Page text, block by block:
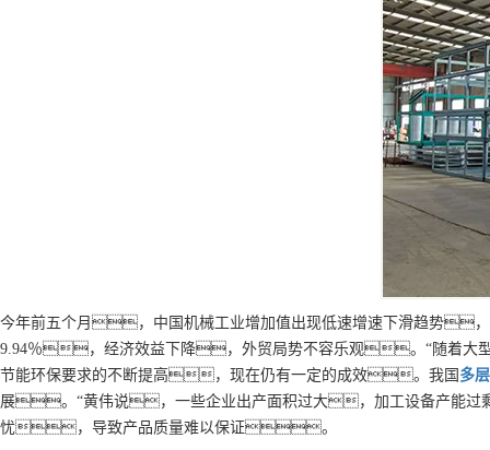
今年前五个月，中国机械工业增加值出现低速增速下滑趋势
9.94％，经济效益下降，外贸局势不容乐观。“随着
节能环保要求的不断提高，现在仍有一定的成效。我国 多层
展。“黄伟说，一些企业出产面积过大，加工设备产能
忧，导致产品质量难以保证。